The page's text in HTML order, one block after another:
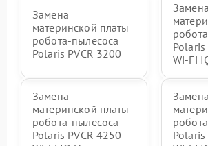
Замена
материнской платы
робота-пылесоса
Polaris PVCR 3200
Замена
Polaris
Wi-Fi
Замена
материнской платы
робота-пылесоса
Polaris PVCR 4250
Замена
Polaris